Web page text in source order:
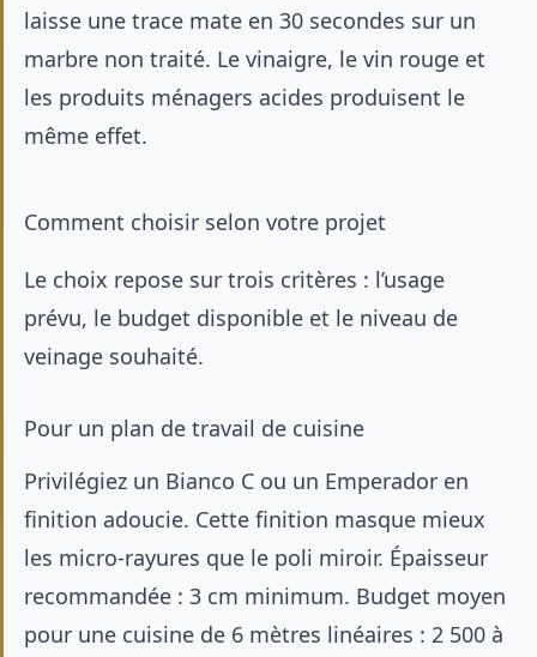
laisse une trace mate en 30 secondes sur un
marbre non traité. Le vinaigre, le vin rouge et
les produits ménagers acides produisent le
même effet.
Comment choisir selon votre projet
Le choix repose sur trois critères : l’usage
prévu, le budget disponible et le niveau de
veinage souhaité.
Pour un plan de travail de cuisine
Privilégiez un Bianco C ou un Emperador en
finition adoucie. Cette finition masque mieux
les micro-rayures que le poli miroir. Épaisseur
recommandée : 3 cm minimum. Budget moyen
pour une cuisine de 6 mètres linéaires : 2 500 à